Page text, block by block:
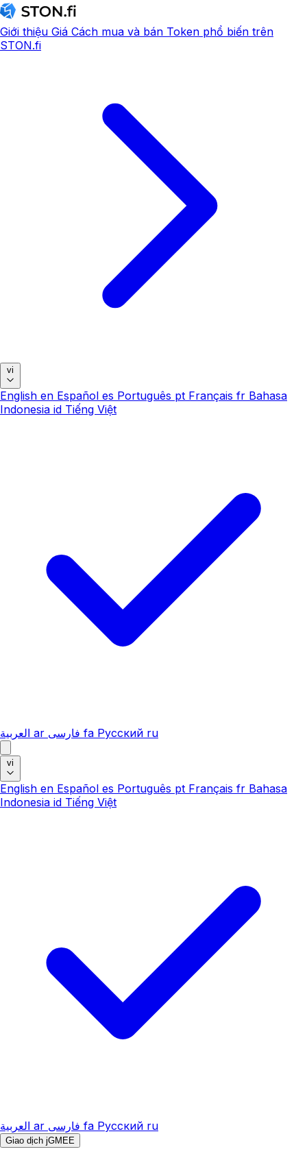
Giới thiệu Giá Cách mua và bán Token phổ biến trên
STON.fi
vi
English en Español es Português pt Français fr Bahasa
Indonesia id Tiếng Việt
العربية ar فارسی fa Русский ru
vi
English en Español es Português pt Français fr Bahasa
Indonesia id Tiếng Việt
العربية ar فارسی fa Русский ru
Giao dịch jGMEE